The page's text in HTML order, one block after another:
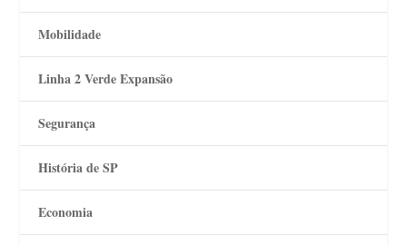
Mobilidade
Linha 2 Verde Expansão
Segurança
História de SP
Economia